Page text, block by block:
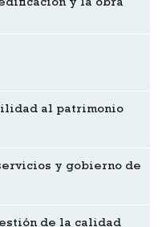
y la obra
al patrimonio
y gobierno de
de la calidad